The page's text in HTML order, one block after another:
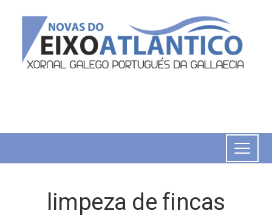
limpeza de fincas